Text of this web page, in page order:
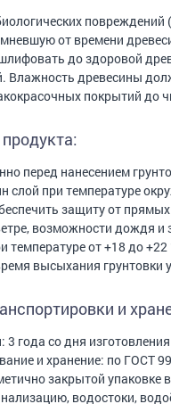
повреждений
от времени
до здоровой
Влажность древесины
покрытий до
перед нанесением
слой при температуре
защиту от
возможности дождя
температуре от +18 до +22
высыхания грунтовки
и
3 года со дня
и хранение: по ГОСТ
закрытой
водостоки,